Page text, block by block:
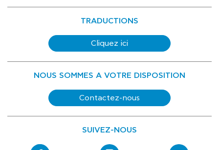
TRADUCTIONS
Cliquez ici
NOUS SOMMES A VOTRE DISPOSITION
Contactez-nous
SUIVEZ-NOUS